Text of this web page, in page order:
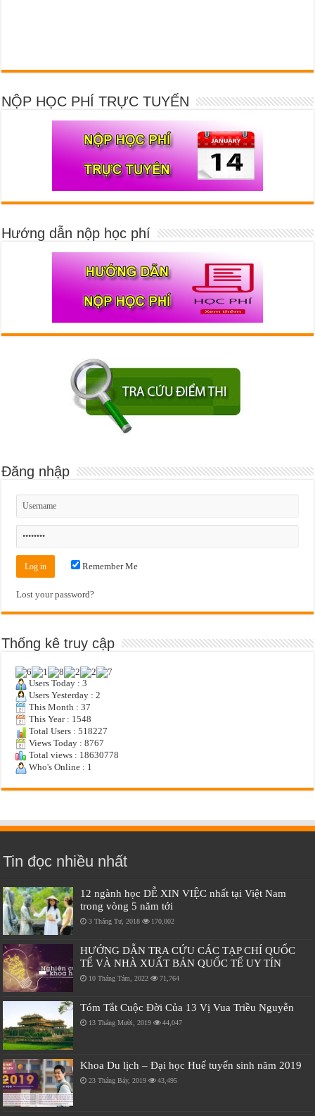
NỘP HỌC PHÍ TRỰC TUYẾN
Hướng dẫn nộp học phí
Đăng nhập
Remember Me
Lost your password?
Thống kê truy cập
Users Today : 3
Users Yesterday : 2
This Month : 37
This Year : 1548
Total Users : 518227
Views Today : 8767
Total views : 18630778
Who's Online : 1
Tin đọc nhiều nhất
12 ngành học DỄ XIN VIỆC nhất tại Việt Nam
trong vòng 5 năm tới
3 Tháng Tư, 2018 170,002
HƯỚNG DẪN TRA CỨU CÁC TẠP CHÍ QUỐC
TẾ VÀ NHÀ XUẤT BẢN QUỐC TẾ UY TÍN
10 Tháng Tám, 2022 71,764
Tóm Tắt Cuộc Đời Của 13 Vị Vua Triều Nguyễn
13 Tháng Mười, 2019 44,047
Khoa Du lịch – Đại học Huế tuyển sinh năm 2019
23 Tháng Bảy, 2019 43,495